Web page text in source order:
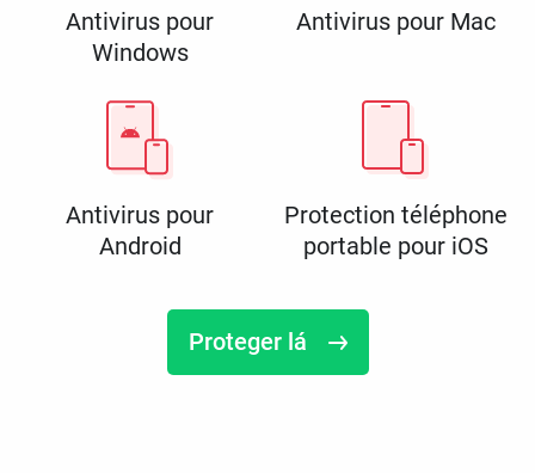
Antivirus pour
Windows
Antivirus pour Mac
Antivirus pour
Android
Protection téléphone
portable pour iOS
Proteger lá